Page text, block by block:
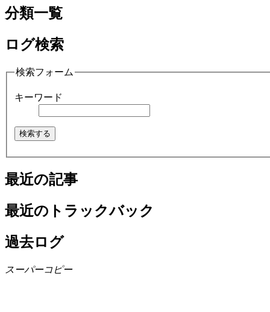
分類一覧
ログ検索
検索フォーム
キーワード
最近の記事
最近のトラックバック
過去ログ
スーパーコピー